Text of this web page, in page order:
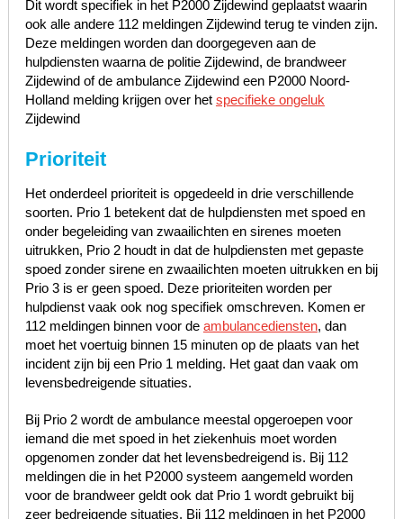
Dit wordt specifiek in het P2000 Zijdewind geplaatst waarin
ook alle andere 112 meldingen Zijdewind terug te vinden zijn.
Deze meldingen worden dan doorgegeven aan de
hulpdiensten waarna de politie Zijdewind, de brandweer
Zijdewind of de ambulance Zijdewind een P2000 Noord-
Holland melding krijgen over het specifieke ongeluk
Zijdewind
Prioriteit
Het onderdeel prioriteit is opgedeeld in drie verschillende
soorten. Prio 1 betekent dat de hulpdiensten met spoed en
onder begeleiding van zwaailichten en sirenes moeten
uitrukken, Prio 2 houdt in dat de hulpdiensten met gepaste
spoed zonder sirene en zwaailichten moeten uitrukken en bij
Prio 3 is er geen spoed. Deze prioriteiten worden per
hulpdienst vaak ook nog specifiek omschreven. Komen er
112 meldingen binnen voor de ambulancediensten, dan
moet het voertuig binnen 15 minuten op de plaats van het
incident zijn bij een Prio 1 melding. Het gaat dan vaak om
levensbedreigende situaties.
Bij Prio 2 wordt de ambulance meestal opgeroepen voor
iemand die met spoed in het ziekenhuis moet worden
opgenomen zonder dat het levensbedreigend is. Bij 112
meldingen die in het P2000 systeem aangemeld worden
voor de brandweer geldt ook dat Prio 1 wordt gebruikt bij
zeer bedreigende situaties. Bij 112 meldingen in het P2000